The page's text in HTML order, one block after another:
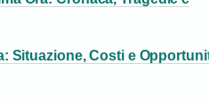
Situazione, Costi e